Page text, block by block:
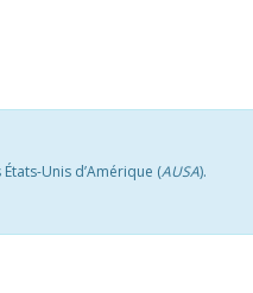
Unis d’Amérique (AUSA).